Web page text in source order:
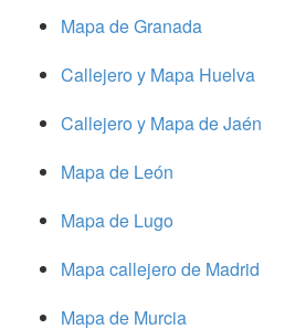
Mapa de Granada
Callejero y Mapa Huelva
Callejero y Mapa de Jaén
Mapa de León
Mapa de Lugo
Mapa callejero de Madrid
Mapa de Murcia